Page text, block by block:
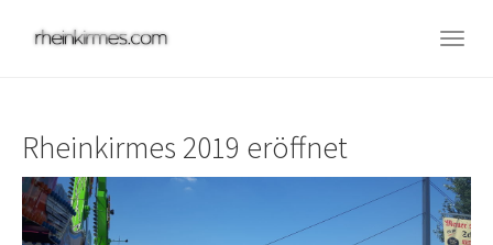
Rheinkirmes 2019 eröffnet